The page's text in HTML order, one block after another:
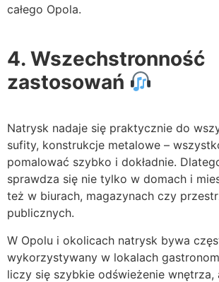
całego Opola.
4. Wszechstronność
zastosowań
Natrysk nadaje się praktycznie do
sufity, konstrukcje metalowe –
pomalować szybko i dokładnie.
sprawdza się nie tylko w domach i
też w biurach, magazynach czy
publicznych.
W Opolu i okolicach natrysk bywa
wykorzystywany w lokalach
liczy się szybkie odświeżenie wnętrza,